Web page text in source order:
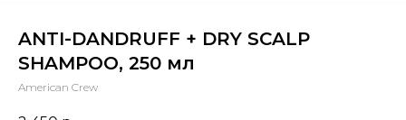
ANTI-DANDRUFF + DRY SCALP
SHAMPOO, 250 мл
American Crew